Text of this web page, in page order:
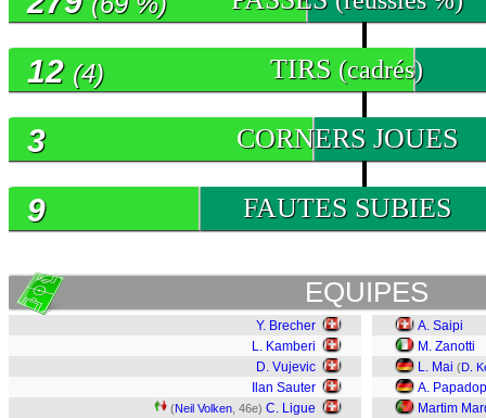
TIRS (cadrés)
12 (4)
CORNERS JOUES
3
FAUTES SUBIES
9
EQUIPES
Y. Brecher
L. Kamberi
D. Vujevic
Ilan Sauter
(Neil Volken , 46e) C. Ligue
A. Saipi
M. Zanotti
L. Mai (D.
A.
Martim